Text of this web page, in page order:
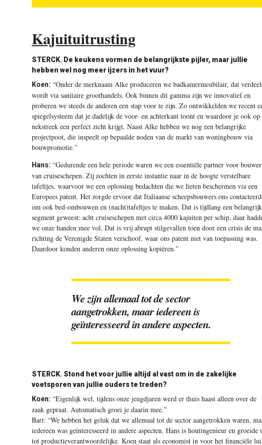
Kajuituitrusting
STERCK. De keukens vormen de belangrijkste pijler, maar jullie
hebben wel nog meer ijzers in het vuur?
Koen: “Onder de merknaam Alke produceren we badkamermeubilair, dat
wordt via sanitaire groothandels. Ook binnen dit gamma zijn we innovatief en
proberen we steeds de anderen een stap voor te zijn. Zo ontwikkelden we recent
spiegelsysteem dat je dadelijk de voor- en achterkant toont en waardoor je ook op
nekstreek een perfect zicht krijgt. Naast Alke hebben we nog een belangrijke
projectpoot, die inspeelt op bepaalde noden van de markt van woningbouw via
bouwpromotie.”
Hans: “Gedurende een hele periode waren we een essentiële partner voor
van cruiseschepen. Zij zochten in eerste instantie naar in de hoogte verstelbare
tafeltjes, waarvoor we een oplossing bedachten die we lieten beschermen via een
Europees patent. Het zorgde ervoor dat Italiaanse scheepsbouwers ons
om ook bed-ombouwen en (nacht)tafeltjes te maken. Dat is tijdlang een belangrijk
segment geweest: acht cruiseschepen met circa 4000 kajuiten per schip, daar
we onze handen mee vol. Dat is vrij abrupt stilgevallen toen door een crisis de
richting de Verenigde Staten verschoof, waar ons patent niet van toepassing was.
Daardoor konden anderen onze oplossing kopiëren.”
We zijn allemaal tot de sector
aangetrokken, maar iedereen is
geïnteresseerd in andere aspecten.
STERCK. Stond het voor jullie altijd al vast om in de zakelijke
voetsporen van jullie ouders te treden?
Koen: “Eigenlijk wel, tijdens onze jeugdjaren werd er thuis haast alleen over de
zaak gepraat. Automatisch groei je daarin mee.”
Bart: “We hebben het geluk dat we allemaal tot de sector aangetrokken waren,
iedereen was geïnteresseerd in andere aspecten. Hans is houtingenieur en groeide
tot productieverantwoordelijke. Koen staat als economist in voor het financiële